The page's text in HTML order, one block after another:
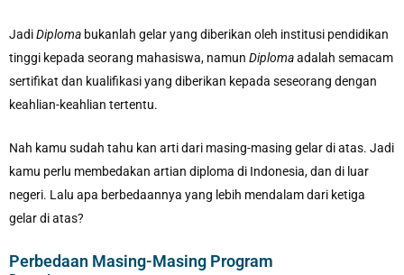
JadiDiploma bukanlah gelar yang diberikan oleh institusi pendidikan
tinggi kepada seorang mahasiswa, namun Diplomaadalah semacam
sertifikat dan kualifikasi yang diberikan kepada seseorang dengan
keahlian-keahlian tertentu.
Nah kamu sudah tahu kan arti dari masing-masing gelar di atas. Jadi
kamu perlu membedakan artian diploma di Indonesia, dan di luar
negeri. Lalu apa berbedaannya yang lebih mendalam dari ketiga
gelar di atas?
Perbedaan Masing-Masing Program